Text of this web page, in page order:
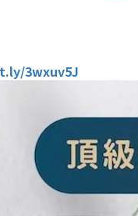
3wxuv5J